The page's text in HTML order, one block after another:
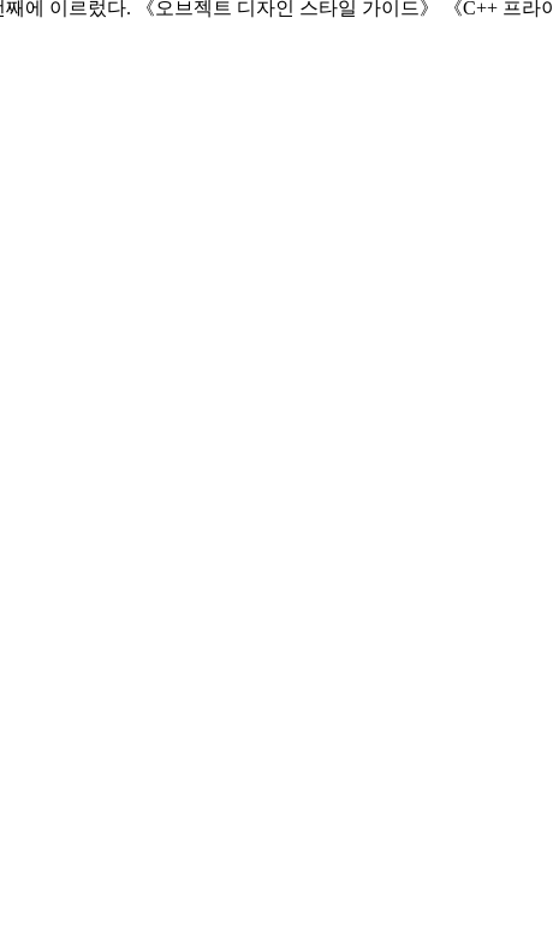
이르렀다. 《오브젝트 디자인 스타일 가이드》 《C++ 프라